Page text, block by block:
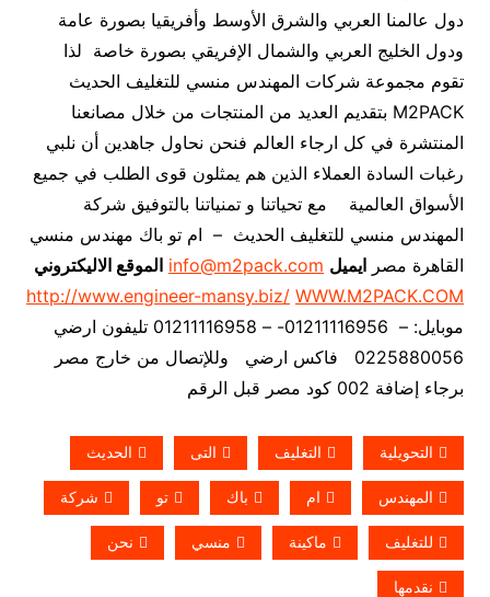
دول عالمنا العربي والشرق الأوسط وأفريقيا بصورة عامة
ودول الخليج العربي والشمال الإفريقي بصورة خاصة لذا
تقوم مجموعة شركات المهندس منسي للتغليف الحديث
M2PACK بتقديم العديد من المنتجات من خلال مصانعنا
المنتشرة في كل ارجاء العالم فنحن نحاول جاهدين أن نلبي
رغبات السادة العملاء الذين هم يمثلون قوى الطلب في جميع
الأسواق العالمية مع تحياتنا و تمنياتنا بالتوفيق شركة
المهندس منسي للتغليف الحديث – ام تو باك مهندس منسي
القاهرة مصر ايميل info@m2pack.com الموقع الاليكتروني
http://www.engineer-mansy.biz/ WWW.M2PACK.COM
موبايل: – 01211116956- – 01211116958 تليفون ارضي
0225880056 فاكس ارضي
وللإتصال من خارج مصر
برجاء إضافة 002 كود مصر قبل الرقم
التحويلية التغليف التى الحديث
المهندس ام باك تو شركة
للتغليف ماكينة منسي نحن
نقدمها